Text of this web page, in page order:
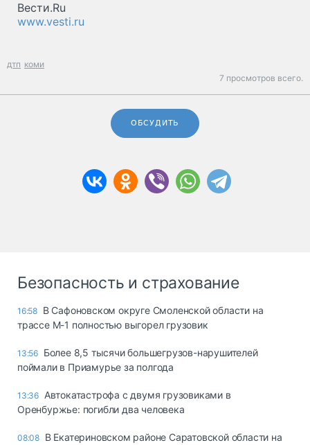
Вести.Ru
www.vesti.ru
дтп коми
7 просмотров всего.
ОБСУДИТЬ
Безопасность и страхование
16:58 В Сафоновском округе Смоленской области на
трассе М-1 полностью выгорел грузовик
13:56 Более 8,5 тысячи большегрузов-нарушителей
поймали в Приамурье за полгода
13:36 Автокатастрофа с двумя грузовиками в
Оренбуржье: погибли два человека
08:08 В Екатериновском районе Саратовской области на